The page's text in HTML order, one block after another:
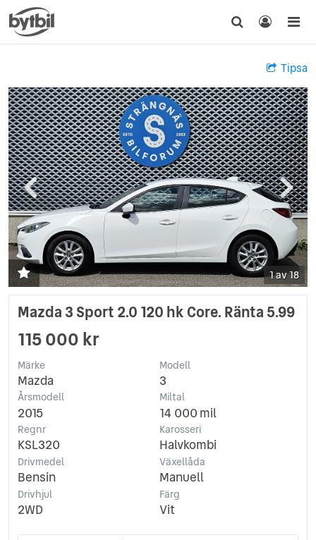
Tipsa
1 av 18
Mazda 3 Sport 2.0 120 hk Core. Ränta 5.99
115 000 kr
Märke
Mazda
Modell
3
Årsmodell
2015
Miltal
14 000 mil
Regnr
KSL320
Karosseri
Halvkombi
Drivmedel
Bensin
Växellåda
Manuell
Drivhjul
2WD
Färg
Vit